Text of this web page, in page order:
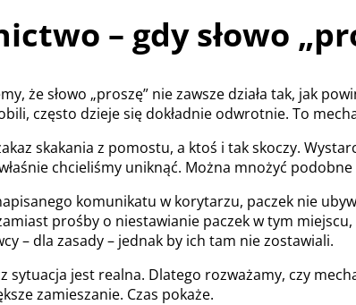
– gdy słowo
że słowo „proszę” nie zawsze działa tak, jak
często dzieje się dokładnie odwrotnie. To
skakania z pomostu, a ktoś i tak skoczy.
chcieliśmy uniknąć. Można mnożyć podobne
komunikatu w korytarzu, paczek nie
prośby o niestawianie paczek w tym
– dla zasady – jednak by ich tam nie zostawiali.
sytuacja jest realna. Dlatego rozważamy, czy
zamieszanie. Czas pokaże.